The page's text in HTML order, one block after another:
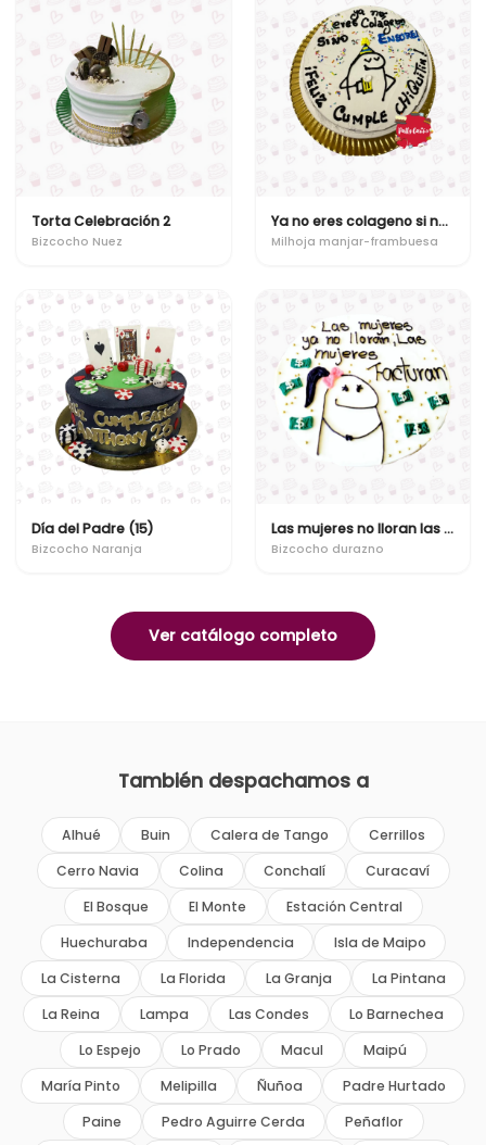
Torta Celebración 2
Bizcocho Nuez
Ya no eres colageno si no ensure!
Milhoja manjar-frambuesa
Día del Padre (15)
Bizcocho Naranja
Las mujeres no lloran las mujeres facturan
Bizcocho durazno
Ver catálogo completo
También despachamos a
Alhué Buin Calera de Tango
Cerrillos
Cerro Navia
Colina Conchalí
Curacaví
El Bosque
El Monte
Estación Central
Huechuraba
Independencia
Isla de Maipo
La Cisterna
La Florida La Granja
La Pintana
La Reina
Lampa Las Condes
Lo Barnechea
Lo Espejo
Lo Prado Macul
Maipú
María Pinto
Melipilla Ñuñoa
Padre Hurtado
Paine
Pedro Aguirre Cerda Peñaflor